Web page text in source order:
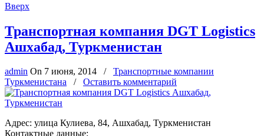
Вверх
Транспортная компания DGT Logistics
Ашхабад, Туркменистан
admin On 7 июня, 2014 /
Транспортные компании
Туркменистана
/ Оставить комментарий
Адрес: улица Кулиева, 84, Ашхабад, Туркменистан
Контактные данные: